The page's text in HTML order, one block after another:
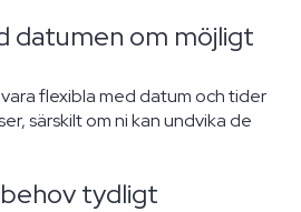
datumen om möjligt
flexibla med datum och tider
särskilt om ni kan undvika de
tydligt